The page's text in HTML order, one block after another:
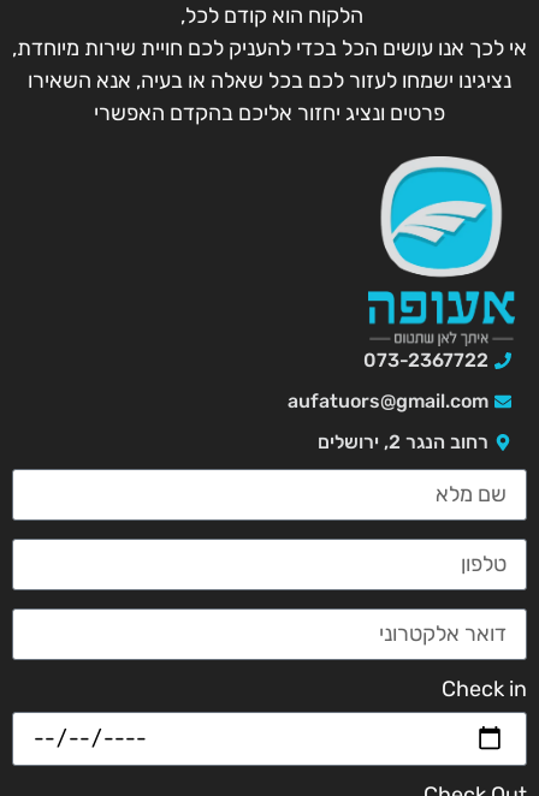
הלקוח הוא קודם לכל,
אי לכך אנו עושים הכל בכדי להעניק לכם חויית שירות מיוחדת,
נציגינו ישמחו לעזור לכם בכל שאלה או בעיה, אנא השאירו
פרטים ונציג יחזור אליכם בהקדם האפשרי
073-2367722
aufatuors@gmail.com
רחוב הנגר 2, ירושלים
Check in